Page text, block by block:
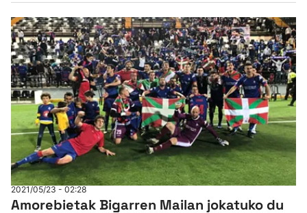
2021/05/23 - 02:28
Amorebietak Bigarren Mailan jokatuko du